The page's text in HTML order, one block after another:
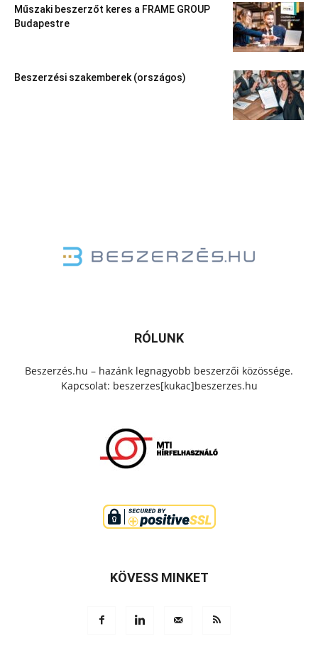
Műszaki beszerzőt keres a FRAME GROUP
Budapestre
Beszerzési szakemberek (országos)
RÓLUNK
Beszerzés.hu – hazánk legnagyobb beszerzői közössége.
Kapcsolat: beszerzes[kukac]beszerzes.hu
KÖVESS MINKET